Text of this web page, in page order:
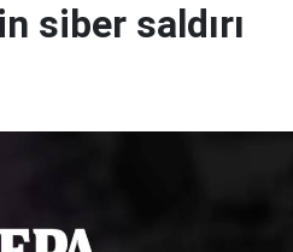
siber saldırı